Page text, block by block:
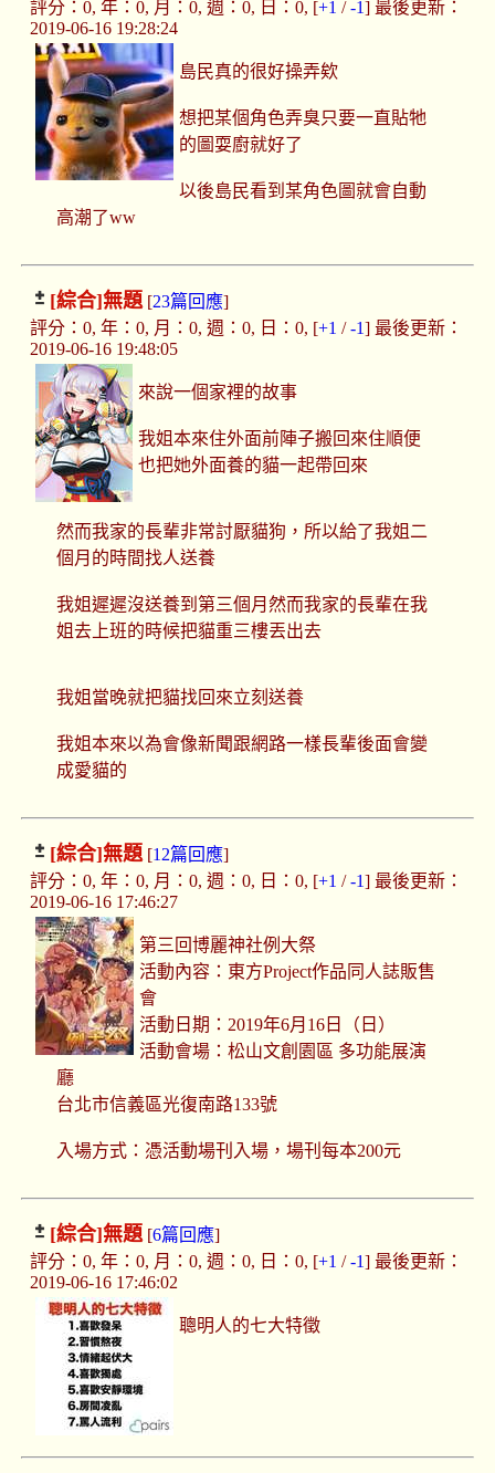
評分：0, 年：0, 月：0, 週：0, 日：0, [+1 /-1] 最後更新：
2019-06-16 19:28:24
島民真的很好操弄欸
想把某個角色弄臭只要一直貼牠
的圖耍廚就好了
以後島民看到某角色圖就會自動
高潮了ww
[綜合]無題[23篇回應]
評分：0, 年：0, 月：0, 週：0, 日：0, [+1 /-1] 最後更新：
2019-06-16 19:48:05
來說一個家裡的故事
我姐本來住外面前陣子搬回來住順便
也把她外面養的貓一起帶回來
然而我家的長輩非常討厭貓狗，所以給了我姐二
個月的時間找人送養
我姐遲遲沒送養到第三個月然而我家的長輩在我
姐去上班的時候把貓重三樓丟出去
我姐當晚就把貓找回來立刻送養
我姐本來以為會像新聞跟網路一樣長輩後面會變
成愛貓的
[綜合]無題[12篇回應]
評分：0, 年：0, 月：0, 週：0, 日：0, [+1 /-1] 最後更新：
2019-06-16 17:46:27
第三回博麗神社例大祭
活動內容：東方Project作品同人誌販售
會
活動日期：2019年6月16日（日）
活動會場：松山文創園區 多功能展演
廳
台北市信義區光復南路133號
​入場方式：憑活動場刊入場，場刊每本200元
[綜合]無題[6篇回應]
評分：0, 年：0, 月：0, 週：0, 日：0, [+1 /-1] 最後更新：
2019-06-16 17:46:02
聰明人的七大特徵